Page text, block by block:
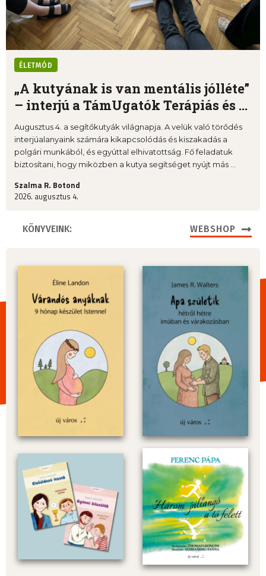
ÉLETMÓD
„A kutyának is van mentális jólléte”
– interjú a TámUgatók Terápiás és ...
Augusztus 4. a segítőkutyák világnapja. A velük való törődés
interjúalanyaink számára kikapcsolódás és kiszakadás a
polgári munkából, és egyúttal elhivatottság. Fő feladatuk
biztosítani, hogy miközben a kutya segítséget nyújt más ...
Szalma R. Botond
2026. augusztus 4.
KÖNYVEINK: WEBSHOP